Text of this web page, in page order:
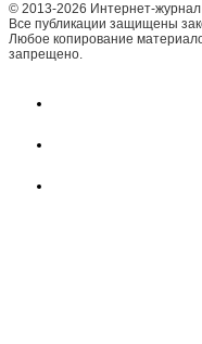
© 2013-2026 Интернет-журнал
Все публикации защищены
Любое копирование
запрещено.